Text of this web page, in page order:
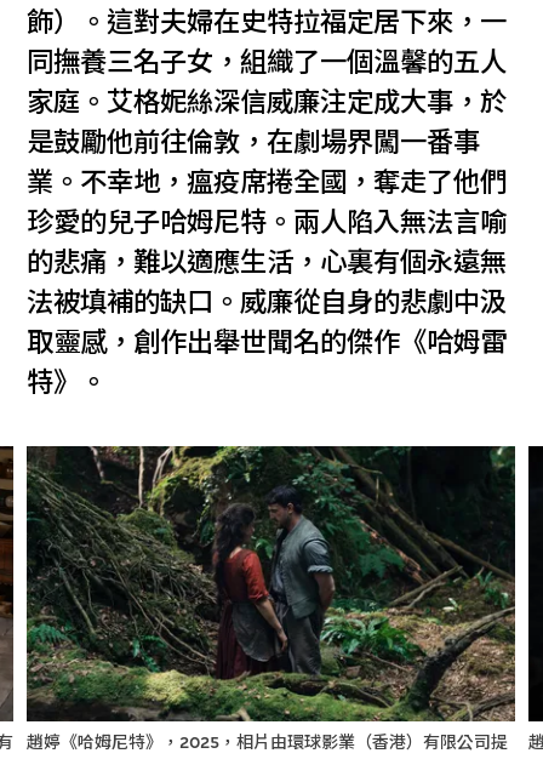
飾）。這對夫婦在史特拉福定居下來，一
同撫養三名子女，組織了一個溫馨的五人
家庭。艾格妮絲深信威廉注定成大事，於
是鼓勵他前往倫敦，在劇場界闖一番事
業。不幸地，瘟疫席捲全國，奪走了他們
珍愛的兒子哈姆尼特。兩人陷入無法言喻
的悲痛，難以適應生活，心裏有個永遠無
法被填補的缺口。威廉從自身的悲劇中汲
取靈感，創作出舉世聞名的傑作《哈姆雷
特》。
趙婷《哈姆尼特》，2025，相片由環球影業（香港）有限公司提